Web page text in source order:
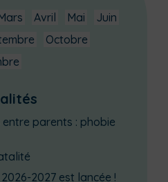
Avril Mai
Juin
Octobre
entre parents : phobie
2027 est lancée !